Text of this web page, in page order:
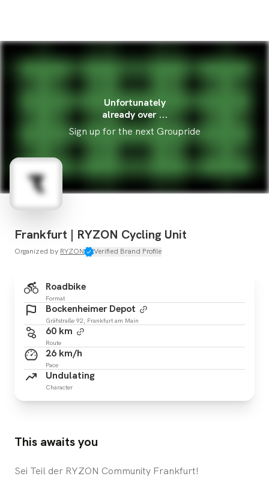
Unfortunately
already over ...
Sign up for the next Groupride
Frankfurt | RYZON Cycling Unit
Organized by RYZON Verified Brand Profile
Roadbike
Format
Bockenheimer Depot
Gräfstraße 92, Frankfurt am Main
60 km
Route
26 km/h
Pace
Undulating
Character
This awaits you
Sei Teil der RYZON Community Frankfurt!